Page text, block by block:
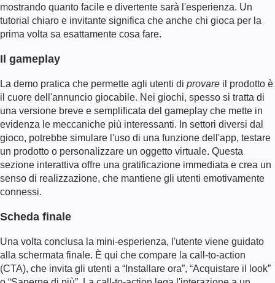
mostrando quanto facile e divertente sarà l'esperienza. Un
tutorial chiaro e invitante significa che anche chi gioca per la
prima volta sa esattamente cosa fare.
Il gameplay
La demo pratica che permette agli utenti di provare il prodotto è
il cuore dell'annuncio giocabile. Nei giochi, spesso si tratta di
una versione breve e semplificata del gameplay che mette in
evidenza le meccaniche più interessanti. In settori diversi dal
gioco, potrebbe simulare l'uso di una funzione dell'app, testare
un prodotto o personalizzare un oggetto virtuale. Questa
sezione interattiva offre una gratificazione immediata e crea un
senso di realizzazione, che mantiene gli utenti emotivamente
connessi.
Scheda finale
Una volta conclusa la mini-esperienza, l'utente viene guidato
alla schermata finale. È qui che compare la call-to-action
(CTA), che invita gli utenti a “Installare ora”, “Acquistare il look”